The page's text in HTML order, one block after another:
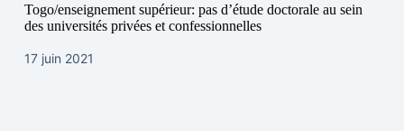
Togo/enseignement supérieur: pas d’étude doctorale au sein
des universités privées et confessionnelles
17 juin 2021